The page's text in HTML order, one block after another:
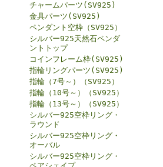
チャームパーツ(SV925)
金具パーツ(SV925)
ペンダント空枠（SV925）
シルバー925天然石ペンダ
ントトップ
コインフレーム枠(SV925)
指輪リングパーツ(SV925)
指輪（7号～）（SV925）
指輪（10号～）（SV925）
指輪（13号～）（SV925）
シルバー925空枠リング・
ラウンド
シルバー925空枠リング・
オーバル
シルバー925空枠リング・